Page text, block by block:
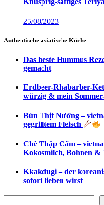
Knusprig-saftiges
25/08/2023
Authentische asiatische Küche
Das beste Hummus
gemacht
Erdbeer-Rhabarber-
würzig & mein
Bún Thịt Nướng –
gegrilltem Fleisch
Chè Thập Cẩm –
Kokosmilch, Bohnen &
Kkakdugi – der
sofort lieben wirst